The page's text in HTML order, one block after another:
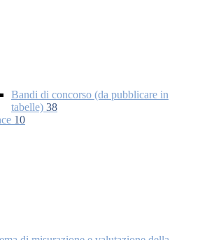
Bandi di concorso (da pubblicare in
tabelle) 38
10